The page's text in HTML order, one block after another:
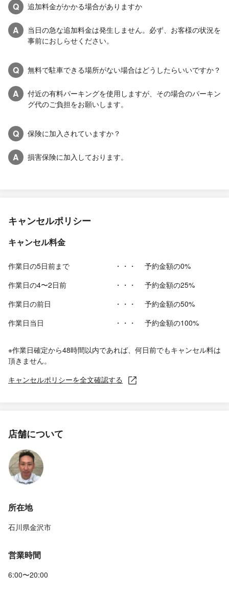
Q
追加料金がかかる場合がありますか
A
当日の急な追加料金は発生しません。必ず、お客様の状況を
事前におしらせください。
Q 無料で駐車できる場所がない場合はどうしたらいいですか？
A
付近の有料パーキングを使用しますが、その場合のパーキン
グ代のご負担をお願いします。
Q 保険に加入されていますか？
A 損害保険に加入しております。
キャンセルポリシー
キャンセル料金
作業日の5日前まで ・・・
予約金額の0%
作業日の4〜2日前
・・・
予約金額の25%
作業日の前日
・・・
予約金額の50%
作業日当日
・・・ 予約金額の100%
※作業日確定から48時間以内であれば、何日前でもキャンセル料は
頂きません。
キャンセルポリシーを全文確認する
店舗について
所在地
石川県金沢市
営業時間
6:00〜20:00